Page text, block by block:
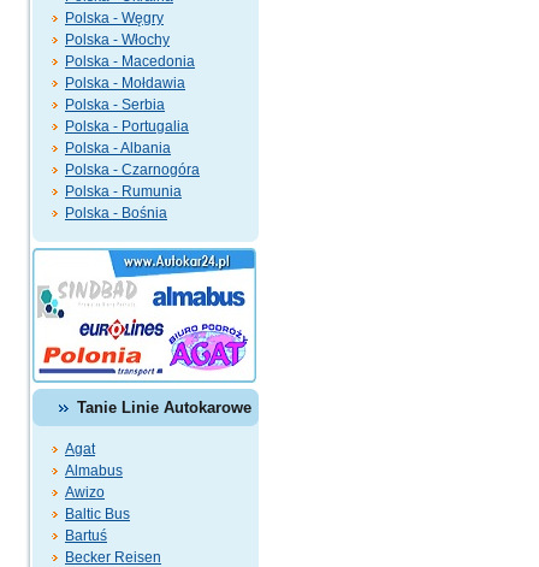
Polska - Węgry
Polska - Włochy
Polska - Macedonia
Polska - Mołdawia
Polska - Serbia
Polska - Portugalia
Polska - Albania
Polska - Czarnogóra
Polska - Rumunia
Polska - Bośnia
Tanie Linie Autokarowe
Agat
Almabus
Awizo
Baltic Bus
Bartuś
Becker Reisen